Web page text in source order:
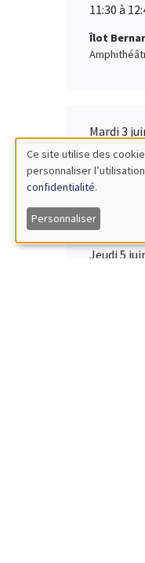
11:30 à
Îlot
Mardi 3
Vendredi
Îlot
Jeudi 5
des
données
Ce site utilise des
personnaliser
confidentialité.
Personnaliser